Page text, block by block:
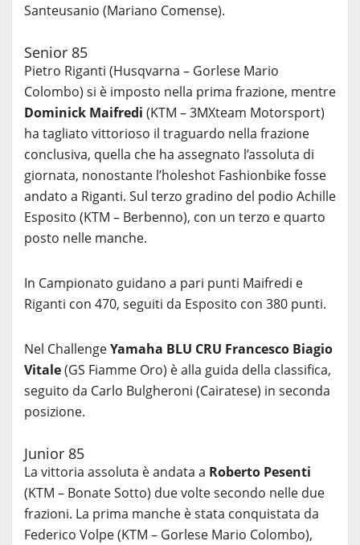
Santeusanio (Mariano Comense).
Senior 85
Pietro Riganti (Husqvarna – Gorlese Mario
Colombo) si è imposto nella prima frazione, mentre
Dominick Maifredi (KTM – 3MXteam Motorsport)
ha tagliato vittorioso il traguardo nella frazione
conclusiva, quella che ha assegnato l’assoluta di
giornata, nonostante l’holeshot Fashionbike fosse
andato a Riganti. Sul terzo gradino del podio Achille
Esposito (KTM – Berbenno), con un terzo e quarto
posto nelle manche.
In Campionato guidano a pari punti Maifredi e
Riganti con 470, seguiti da Esposito con 380 punti.
Nel ChallengeYamaha BLU CRU Francesco Biagio
Vitale(GS Fiamme Oro) è alla guida della classifica,
seguito da Carlo Bulgheroni (Cairatese) in seconda
posizione.
Junior 85
La vittoria assoluta è andata a Roberto Pesenti
(KTM – Bonate Sotto) due volte secondo nelle due
frazioni. La prima manche è stata conquistata da
Federico Volpe (KTM – Gorlese Mario Colombo),